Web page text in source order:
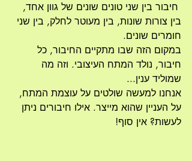
חיבור בין שני טונים שונים של גוון אחד,
בין צורות שונות, בין מעוטר לחלק, בין שני
חומרים שונים.
במקום הזה שבו מתקיים החיבור, כל
חיבור, נולד המתח העיצובי. וזה מה
שמוליד ענין...
אנחנו למעשה שולטים על עוצמת המתח,
על העניין שהוא מייצר. אילו חיבורים ניתן
לעשות? אין סוף!